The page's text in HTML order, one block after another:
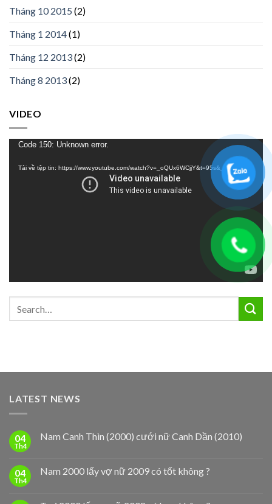
Tháng 10 2015 (2)
Tháng 1 2014(1)
Tháng 12 2013(2)
Tháng 8 2013(2)
VIDEO
Trình
Code 150: Unknown error.
Tải về tệp tin: https://www.youtube.com/watch?v=_oQUx6WCjjY&t=95s&_=1
LATEST NEWS
04
Th4
Nam Canh Thìn (2000) cưới nữ Canh Dần (2010)
04
Th4
Nam 2000 lấy vợ nữ 2009 có tốt không ?